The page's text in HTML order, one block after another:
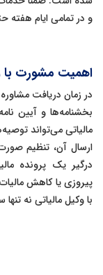
و در تمامی ایام هفته
اهمیت مشورت با
در زمان دریافت
بخشنامه‌ها و آیین
مالیاتی می‌تواند
ارسال آن، تنظیم
درگیر یک پرونده
پیروزی یا کاهش
با وکیل مالیاتی نه